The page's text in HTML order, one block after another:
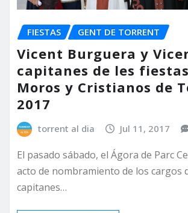
FIESTAS GENT DE TORRENT
Vicent Burguera y
capitanes de les
Moros y Cristianos de
2017
torrent al dia Jul 11, 2017
El pasado sábado, el Ágora de Parc
acto de nombramiento de los cargos
capitanes…